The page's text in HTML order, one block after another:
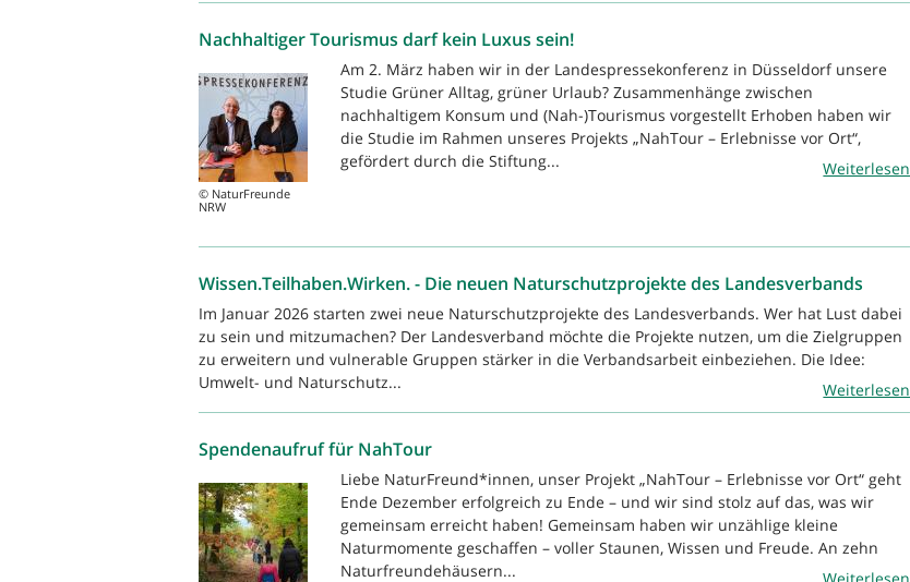
Nachhaltiger Tourismus darf kein Luxus sein!
© NaturFreunde
NRW
Am 2. März haben wir in der Landespressekonferenz in Düsseldorf unsere
Studie Grüner Alltag, grüner Urlaub? Zusammenhänge zwischen
nachhaltigem Konsum und (Nah-)Tourismus vorgestellt Erhoben haben wir
die Studie im Rahmen unseres Projekts „NahTour – Erlebnisse vor Ort“,
gefördert durch die Stiftung...
Weiterlesen
Wissen.Teilhaben.Wirken. - Die neuen Naturschutzprojekte des Landesverbands
Im Januar 2026 starten zwei neue Naturschutzprojekte des Landesverbands. Wer hat Lust dabei
zu sein und mitzumachen? Der Landesverband möchte die Projekte nutzen, um die Zielgruppen
zu erweitern und vulnerable Gruppen stärker in die Verbandsarbeit einbeziehen. Die Idee:
Umwelt- und Naturschutz...
Weiterlesen
Spendenaufruf für NahTour
Liebe NaturFreund*innen, unser Projekt „NahTour – Erlebnisse vor Ort“ geht
Ende Dezember erfolgreich zu Ende – und wir sind stolz auf das, was wir
gemeinsam erreicht haben! Gemeinsam haben wir unzählige kleine
Naturmomente geschaffen – voller Staunen, Wissen und Freude. An zehn
Naturfreundehäusern...